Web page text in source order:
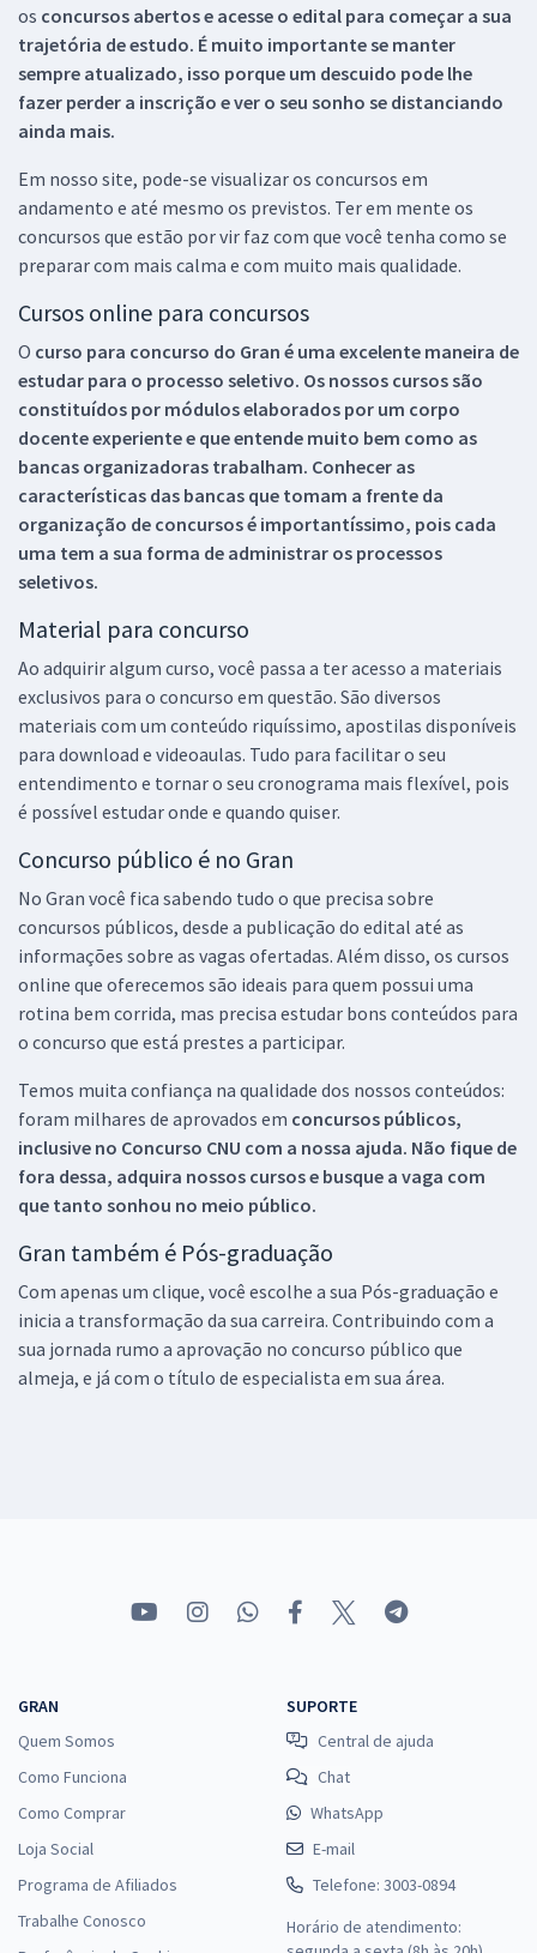
os concursos abertos e acesse o edital para começar a sua
trajetória de estudo. É muito importante se manter
sempre atualizado, isso porque um descuido pode lhe
fazer perder a inscrição e ver o seu sonho se distanciando
ainda mais.
Em nosso site, pode-se visualizar os concursos em
andamento e até mesmo os previstos. Ter em mente os
concursos que estão por vir faz com que você tenha como se
preparar com mais calma e com muito mais qualidade.
Cursos online para concursos
O curso para concurso do Gran é uma excelente maneira de
estudar para o processo seletivo. Os nossos cursos são
constituídos por módulos elaborados por um corpo
docente experiente e que entende muito bem como as
bancas organizadoras trabalham. Conhecer as
características das bancas que tomam a frente da
organização de concursos é importantíssimo, pois cada
uma tem a sua forma de administrar os processos
seletivos.
Material para concurso
Ao adquirir algum curso, você passa a ter acesso a materiais
exclusivos para o concurso em questão. São diversos
materiais com um conteúdo riquíssimo, apostilas disponíveis
para download e videoaulas. Tudo para facilitar o seu
entendimento e tornar o seu cronograma mais flexível, pois
é possível estudar onde e quando quiser.
Concurso público é no Gran
No Gran você fica sabendo tudo o que precisa sobre
concursos públicos, desde a publicação do edital até as
informações sobre as vagas ofertadas. Além disso, os cursos
online que oferecemos são ideais para quem possui uma
rotina bem corrida, mas precisa estudar bons conteúdos para
o concurso que está prestes a participar.
Temos muita confiança na qualidade dos nossos conteúdos:
foram milhares de aprovados em concursos públicos,
inclusive no Concurso CNU com a nossa ajuda. Não fique de
fora dessa, adquira nossos cursos e busque a vaga com
que tanto sonhou no meio público.
Gran também é Pós-graduação
Com apenas um clique, você escolhe a sua Pós-graduação e
inicia a transformação da sua carreira. Contribuindo com a
sua jornada rumo a aprovação no concurso público que
almeja, e já com o título de especialista em sua área.
GRAN
Quem Somos
Como Funciona
Como Comprar
Loja Social
Programa de Afiliados
Trabalhe Conosco
SUPORTE
Central de ajuda
Chat
WhatsApp
E-mail
Telefone: 3003-0894
Horário de atendimento: